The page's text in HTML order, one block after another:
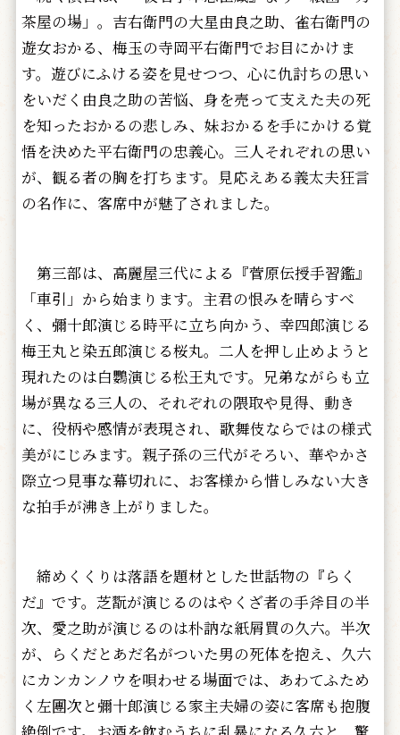
茶屋の場」。吉右衛門の大星由良之助、雀右衛門の
遊女おかる、梅玉の寺岡平右衛門でお目にかけま
す。遊びにふける姿を見せつつ、心に仇討ちの思い
をいだく由良之助の苦悩、身を売って支えた夫の死
を知ったおかるの悲しみ、妹おかるを手にかける覚
悟を決めた平右衛門の忠義心。三人それぞれの思い
が、観る者の胸を打ちます。見応えある義太夫狂言
の名作に、客席中が魅了されました。
第三部は、高麗屋三代による『菅原伝授手習鑑』
「車引」から始まります。主君の恨みを晴らすべ
く、彌十郎演じる時平に立ち向かう、幸四郎演じる
梅王丸と染五郎演じる桜丸。二人を押し止めようと
現れたのは白鸚演じる松王丸です。兄弟ながらも立
場が異なる三人の、それぞれの隈取や見得、動き
に、役柄や感情が表現され、歌舞伎ならではの様式
美がにじみます。親子孫の三代がそろい、華やかさ
際立つ見事な幕切れに、お客様から惜しみない大き
な拍手が沸き上がりました。
締めくくりは落語を題材とした世話物の『らく
だ』です。芝翫が演じるのはやくざ者の手斧目の半
次、愛之助が演じるのは朴訥な紙屑買の久六。半次
が、らくだとあだ名がついた男の死体を抱え、久六
にカンカンノウを唄わせる場面では、あわてふため
く左團次と彌十郎演じる家主夫婦の姿に客席も抱腹